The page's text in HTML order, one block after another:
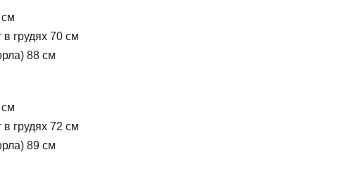
в грудях 70 см
88 см
в грудях 72 см
89 см